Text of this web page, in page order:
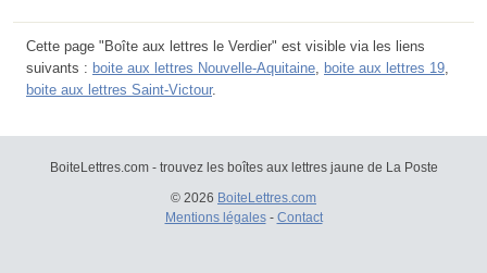
Cette page "Boîte aux lettres le Verdier" est visible via les liens
suivants : boite aux lettres Nouvelle-Aquitaine boite aux lettres 19
boite aux lettres Saint-Victour.
BoiteLettres.com - trouvez les boîtes aux lettres jaune de La Poste
© 2026 BoiteLettres.com
Mentions légales- Contact